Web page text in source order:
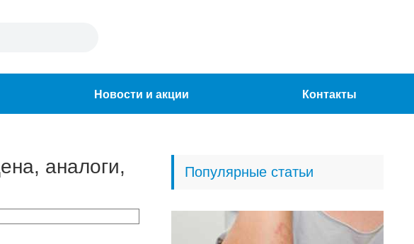
Новости и акции Контакты
аналоги,
Популярные статьи